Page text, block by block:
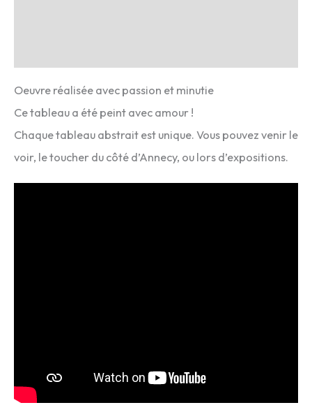
Oeuvre réalisée avec passion et minutie
Ce tableau a été peint avec amour !
Chaque tableau abstrait est unique. Vous pouvez venir le
voir, le toucher du côté d’Annecy, ou lors d’expositions.